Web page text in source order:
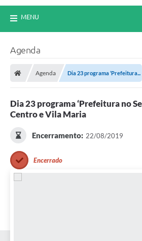
MENU
Agenda
Agenda Dia 23 programa ‘Prefeitura...
Dia 23 programa ‘Prefeitura no
Centro e Vila Maria
Encerramento: 22/08/2019
Encerrado